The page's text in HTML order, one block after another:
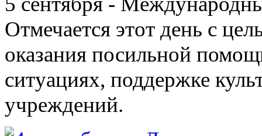
Отмечается этот день с
оказания посильной
ситуациях, поддержке
учреждений.